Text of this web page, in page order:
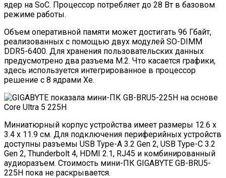
ядер на SoC. Процессор потребляет до 28 Вт в базовом
режиме работы.
Объем оперативной памяти может достигать 96 Гбайт,
реализованных с помощью двух модулей SO-DIMM
DDR5-6400. Для хранения пользовательских данных
предусмотрено два разъема M.2. Что касается графики,
здесь используется интегрированное в процессор
решение с 8 ядрами Xe.
Миниатюрный корпус устройства имеет размеры 12.6 x
3.4 x 11.9 см. Для подключения периферийных устройств
доступны разъемы USB Type-A 3.2 Gen 2, USB Type-C 3.2
Gen 2, Thunderbolt 4, HDMI 2.1, RJ45 и комбинированный
аудиоразъем. Стоимость мини-ПК GIGABYTE GB-BRU5-
225H пока не раскрывается.